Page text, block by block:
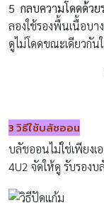
5 กลบความโดดด้ว
ลองใช้รองพื้นเนื้อบ
ดูไม่โดดขณะเดียวกัน
3วิธีใช้บลัชออน
บลัชออนไม่ใช่เพียง
4U2 จัดให้ดู รับรอง